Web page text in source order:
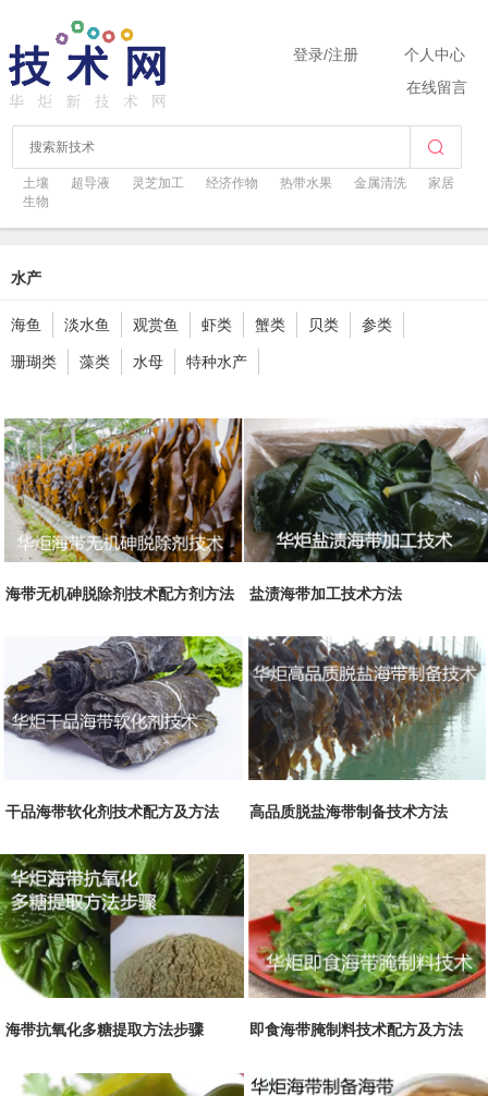
土壤 超导液 灵芝加工 经济作物 热带水果 金属清洗
家居
生物
登录/注册
个人中心
在线留言
水产
海鱼 淡水鱼 观赏鱼 虾类 蟹类 贝类 参类
珊瑚类 藻类 水母 特种水产
海带无机砷脱除剂技术配方剂方法 盐渍海带加工技术方法
干品海带软化剂技术配方及方法 高品质脱盐海带制备技术方法
海带抗氧化多糖提取方法步骤 即食海带腌制料技术配方及方法